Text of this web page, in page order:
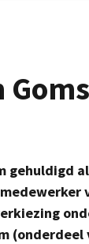
gehuldigd
(onderdeel